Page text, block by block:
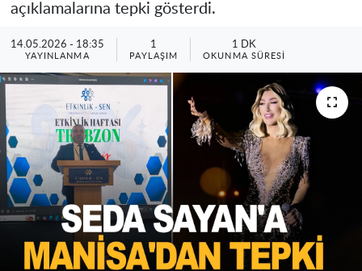
açıklamalarına tepki gösterdi.
14.05.2026 - 18:35
YAYINLANMA
1
PAYLAŞIM
1 DK
OKUNMA SÜRESI
Resmi İlanlar
Haber Arşivi